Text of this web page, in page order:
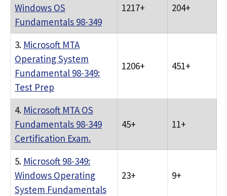
Windows OS
Fundamentals 98-349
1217+ 204+
3. Microsoft MTA
Operating System
Fundamental 98-349:
Test Prep
1206+ 451+
4. Microsoft MTA OS
Fundamentals 98-349
Certification Exam.
45+ 11+
5. Microsoft 98-349:
Windows Operating
System Fundamentals
23+ 9+